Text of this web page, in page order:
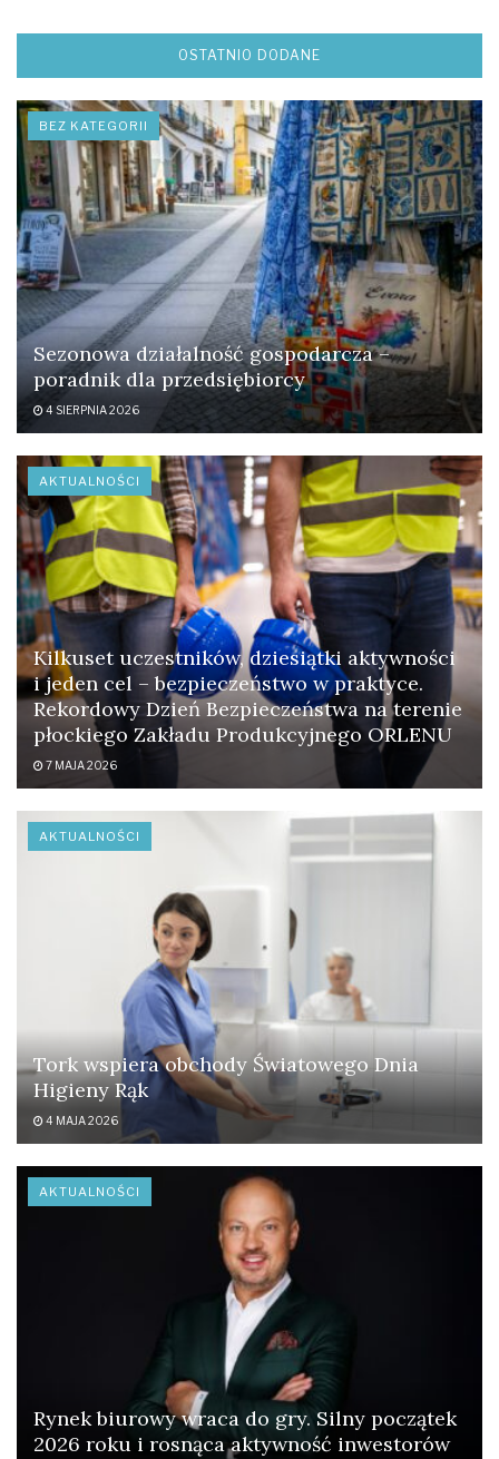
OSTATNIO DODANE
BEZ KATEGORII
Sezonowa działalność gospodarcza –
poradnik dla przedsiębiorcy
4 SIERPNIA 2026
AKTUALNOŚCI
Kilkuset uczestników, dziesiątki aktywności
i jeden cel – bezpieczeństwo w praktyce.
Rekordowy Dzień Bezpieczeństwa na terenie
płockiego Zakładu Produkcyjnego ORLENU
7 MAJA 2026
AKTUALNOŚCI
Tork wspiera obchody Światowego Dnia
Higieny Rąk
4 MAJA 2026
AKTUALNOŚCI
Rynek biurowy wraca do gry. Silny początek
2026 roku i rosnąca aktywność inwestorów